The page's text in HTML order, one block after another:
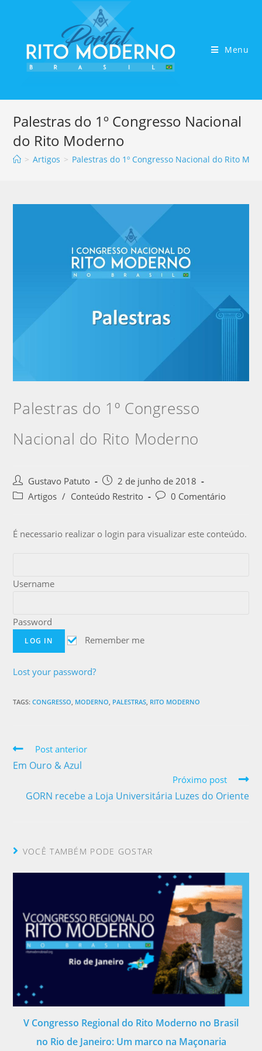
Menu
Palestras do 1º Congresso Nacional
do Rito Moderno
> Artigos > Palestras do 1º Congresso Nacional do Rito
Palestras do 1º Congresso
Nacional do Rito Moderno
Gustavo Patuto
2 de junho de 2018
Artigos / Conteúdo Restrito 0 Comentário
É necessario realizar o login para visualizar este conteúdo.
Username
Password
Remember me
Lost your password?
TAGS:CONGRESSO, MODERNO, PALESTRAS, RITO MODERNO
Post anterior
Em Ouro & Azul
Próximo post
GORN recebe a Loja Universitária Luzes do Oriente
VOCÊ TAMBÉM PODE GOSTAR
V Congresso Regional do Rito Moderno no Brasil
no Rio de Janeiro: Um marco na Maçonaria